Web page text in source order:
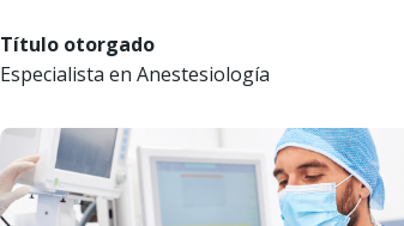
Título otorgado
Especialista en Anestesiología